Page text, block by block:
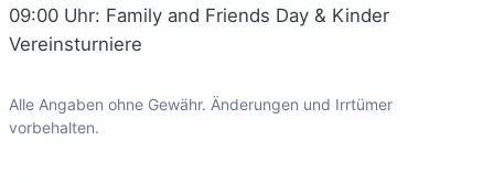
09:00 Uhr: Family and Friends Day & Kinder
Vereinsturniere
Alle Angaben ohne Gewähr. Änderungen und Irrtümer
vorbehalten.